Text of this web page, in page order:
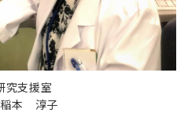
究支援室
本 淳子